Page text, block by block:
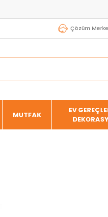
Çözüm
MUTFAK
EV